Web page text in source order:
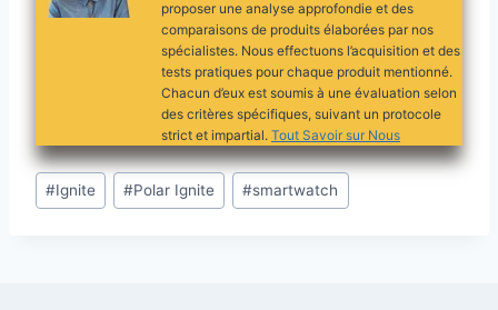
proposer une analyse approfondie et des
comparaisons de produits élaborées par nos
spécialistes. Nous effectuons l’acquisition et des
tests pratiques pour chaque produit mentionné.
Chacun d’eux est soumis à une évaluation selon
des critères spécifiques, suivant un protocole
strict et impartial. Tout Savoir sur Nous
Étiquettes
de
#Ignite #Polar Ignite #smartwatch